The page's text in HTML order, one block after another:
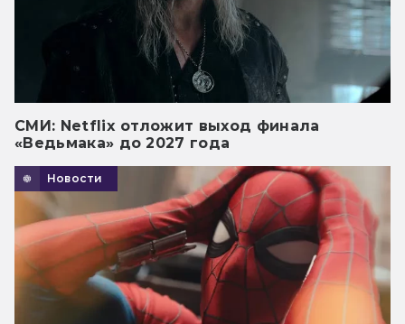
СМИ: Netflix отложит выход финала
«Ведьмака» до 2027 года
Новости